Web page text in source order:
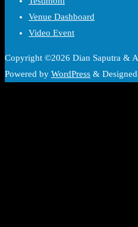
Venue Dashboard
Video Event
Copyright ©2026 Dian Saputra &
Powered by WordPress &